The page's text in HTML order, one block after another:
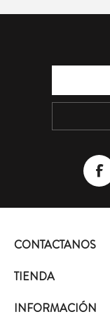
CONTACTANOS
TIENDA
INFORMACIÓN